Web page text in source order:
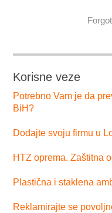
Korisne veze
Potrebno Vam je da
BiH?
Dodajte svoju firmu u
HTZ oprema. Zaštitna
Plastična i staklena
Reklamirajte se